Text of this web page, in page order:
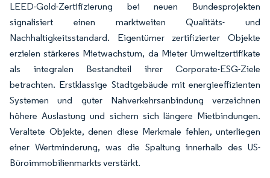
LEED-Gold-Zertifizierung bei neuen Bundesprojekten
signalisiert einen marktweiten Qualitäts- und
Nachhaltigkeitsstandard. Eigentümer zertifizierter Objekte
erzielen stärkeres Mietwachstum, da Mieter Umweltzertifikate
als integralen Bestandteil ihrer Corporate-ESG-Ziele
betrachten. Erstklassige Stadtgebäude mit energieeffizienten
Systemen und guter Nahverkehrsanbindung verzeichnen
höhere Auslastung und sichern sich längere Mietbindungen.
Veraltete Objekte, denen diese Merkmale fehlen, unterliegen
einer Wertminderung, was die Spaltung innerhalb des US-
Büroimmobilienmarkts verstärkt.